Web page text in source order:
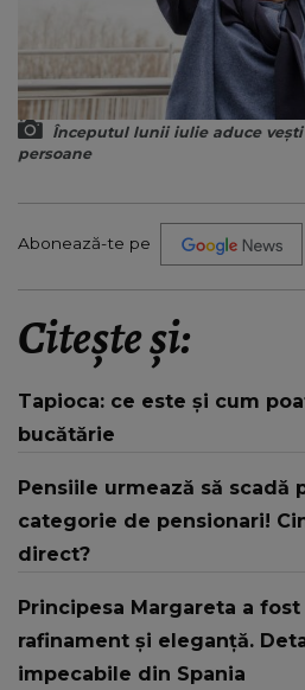
Începutul lunii iulie aduce
persoane
Abonează-te pe
Citește și:
Tapioca: ce este și cum
bucătărie
Pensiile urmează să scadă
categorie de pensionari!
direct?
Principesa Margareta a
rafinament și eleganță.
impecabile din Spania